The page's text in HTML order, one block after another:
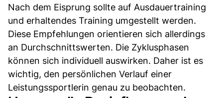
Nach dem Eisprung sollte auf Ausdauertraining
und erhaltendes Training umgestellt werden.
Diese Empfehlungen orientieren sich allerdings
an Durchschnittswerten. Die Zyklusphasen
können sich individuell auswirken. Daher ist es
wichtig, den persönlichen Verlauf einer
Leistungssportlerin genau zu beobachten.